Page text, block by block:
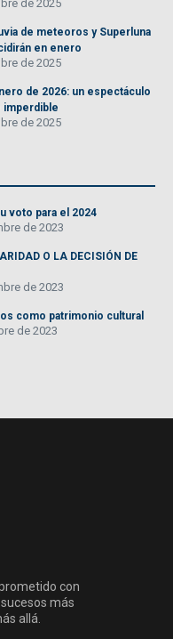
de 2025
de meteoros y Superluna
en enero
de 2025
de 2026: un espectáculo
imperdible
de 2025
voto para el 2024
de 2023
O LA DECISIÓN DE
de 2023
como patrimonio cultural
de 2023
con
más
allá.